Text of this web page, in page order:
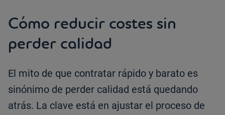
Cómo reducir costes sin
perder calidad
El mito de que contratar rápido y barato es
sinónimo de perder calidad está quedando
atrás. La clave está en ajustar el proceso de